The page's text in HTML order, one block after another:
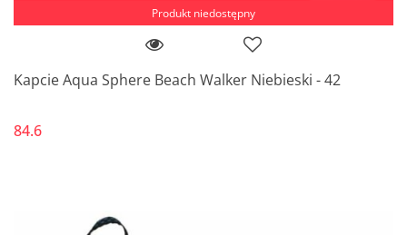
Produkt niedostępny
Kapcie Aqua Sphere Beach Walker Niebieski - 42
84.6